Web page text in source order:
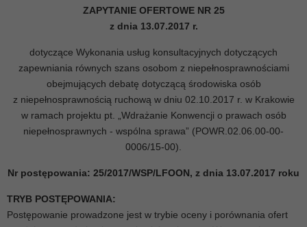
ZAPYTANIE OFERTOWE NR 25
z dnia 13.07.2017 r.
dotyczące Wykonania usług konsultacyjnych dotyczących
zapewniania równych szans osobom z niepełnosprawnościami
obejmujących debatę dotyczącą środowiska osób
z niepełnosprawnością ruchową w dniu 02.10.2017 r. w Krakowie
w ramach projektu pt. „Wdrażanie Konwencji o prawach osób
niepełnosprawnych - wspólna sprawa” (POWR.02.06.00-00-
0006/15-00).
Nr postępowania: 25/2017/WSP/LFOON, z dnia 13.07.2017 roku
TRYB POSTĘPOWANIA:
Postępowanie prowadzone jest w trybie oceny i porównania ofert